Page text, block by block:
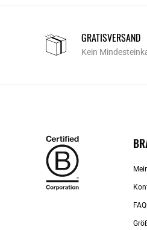
GRATISVERSAND
Kein